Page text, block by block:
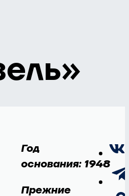
Год
основания: 1948
Прежние